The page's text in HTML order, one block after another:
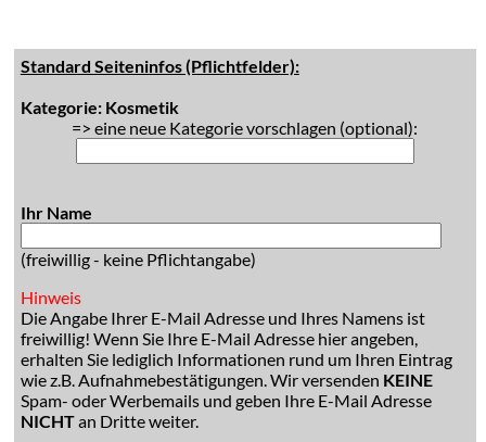
Standard Seiteninfos (Pflichtfelder):
Kategorie: Kosmetik
=> eine neue Kategorie vorschlagen (optional):
Ihr Name
(freiwillig - keine Pflichtangabe)
Hinweis
Die Angabe Ihrer E-Mail Adresse und Ihres Namens ist
freiwillig! Wenn Sie Ihre E-Mail Adresse hier angeben,
erhalten Sie lediglich Informationen rund um Ihren Eintrag
wie z.B. Aufnahmebestätigungen. Wir versenden KEINE
Spam- oder Werbemails und geben Ihre E-Mail Adresse
NICHTan Dritte weiter.